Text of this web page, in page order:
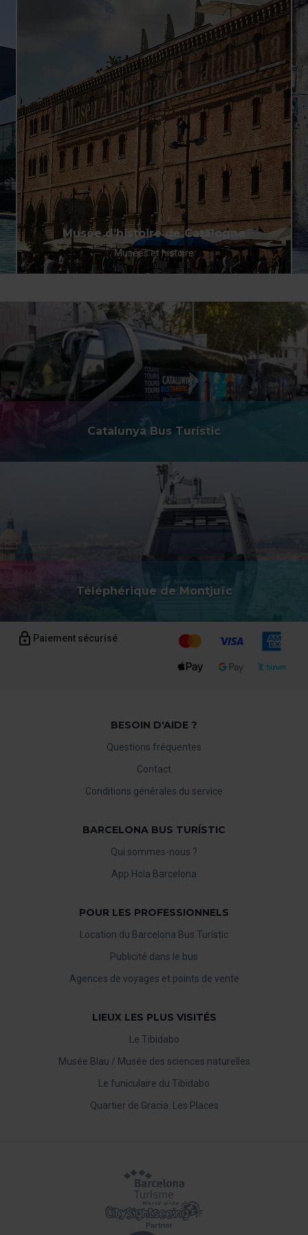
l’option « Gestionnaire de cookies », que vous trouverez
Musée d’histoire de Catalogne
Musées et histoire
Catalunya Bus Turístic
Téléphérique de Montjuïc
Paiement sécurisé
BESOIN D'AIDE ?
Questions fréquentes
Contact
Conditions générales du service
BARCELONA BUS TURÍSTIC
Qui sommes-nous ?
App Hola Barcelona
POUR LES PROFESSIONNELS
Location du Barcelona Bus Turístic
Publicité dans le bus
Agences de voyages et points de vente
LIEUX LES PLUS VISITÉS
Le Tibidabo
Musée Blau / Musée des sciences naturelles
Le funiculaire du Tibidabo
Quartier de Gracia. Les Places